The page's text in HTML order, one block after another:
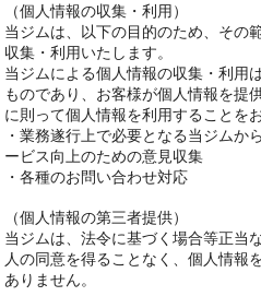
（個人情報の収集・利用）
当ジムは、以下の目的のため、その
収集・利用いたします。
当ジムによる個人情報の収集・利用
ものであり、お客様が個人情報を提
に則って個人情報を利用することを
・業務遂行上で必要となる当ジムか
ービス向上のための意見収集
・各種のお問い合わせ対応
（個人情報の第三者提供）
当ジムは、法令に基づく場合等正当
人の同意を得ることなく、個人情報
ありません。